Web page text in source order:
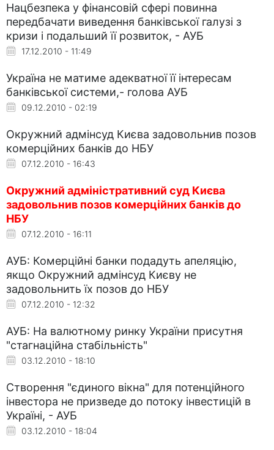
Нацбезпека у фінансовій сфері повинна
передбачати виведення банківської галузі з
кризи і подальший її розвиток, - АУБ
17.12.2010 - 11:49
Україна не матиме адекватної її інтересам
банківської системи,- голова АУБ
09.12.2010 - 02:19
Окружний адмінсуд Києва задовольнив позов
комерційних банків до НБУ
07.12.2010 - 16:43
Окружний адміністративний суд Києва
задовольнив позов комерційних банків до
НБУ
07.12.2010 - 16:11
АУБ: Комерційні банки подадуть апеляцію,
якщо Окружний адмінсуд Києву не
задовольнить їх позов до НБУ
07.12.2010 - 12:32
АУБ: На валютному ринку України присутня
"стагнаційна стабільність"
03.12.2010 - 18:10
Створення "єдиного вікна" для потенційного
інвестора не призведе до потоку інвестицій в
Україні, - АУБ
03.12.2010 - 18:04